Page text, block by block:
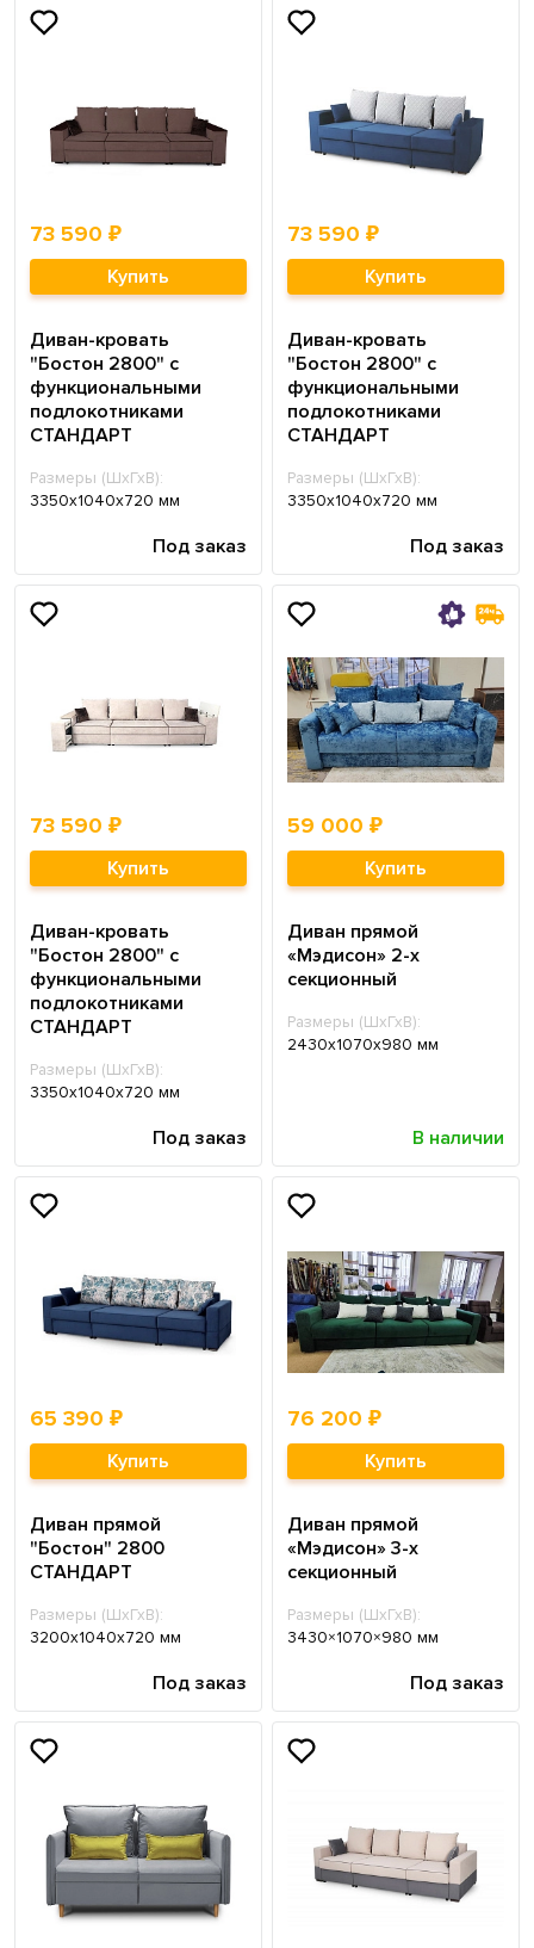
73 590 ₽
Купить
Диван-кровать
"Бостон 2800" с
функциональными
подлокотниками
СТАНДАРТ
Размеры (ШхГхВ):
3350х1040х720 мм
Под заказ
73 590 ₽
Купить
Диван-кровать
"Бостон 2800" с
функциональными
подлокотниками
СТАНДАРТ
Размеры (ШхГхВ):
3350х1040х720 мм
Под заказ
73 590 ₽
Купить
Диван-кровать
"Бостон 2800" с
функциональными
подлокотниками
СТАНДАРТ
Размеры (ШхГхВ):
3350х1040х720 мм
Под заказ
59 000 ₽
Купить
Диван прямой
«Мэдисон» 2-х
секционный
Размеры (ШхГхВ):
2430х1070х980 мм
В наличии
65 390 ₽
Купить
Диван прямой
"Бостон" 2800
СТАНДАРТ
Размеры (ШхГхВ):
3200х1040х720 мм
Под заказ
76 200 ₽
Купить
Диван прямой
«Мэдисон» 3-х
секционный
Размеры (ШхГхВ):
3430×1070×980 мм
Под заказ